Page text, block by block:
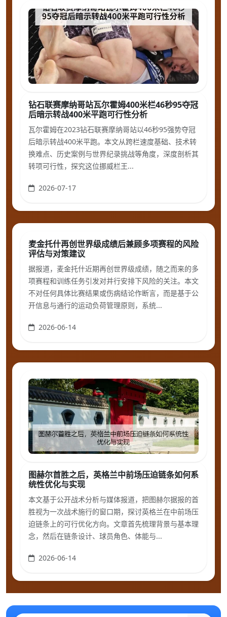
钻石联赛摩纳哥站瓦尔霍姆400米栏46秒95夺冠
后暗示转战400米平跑可行性分析
瓦尔霍姆在2023钻石联赛摩纳哥站以46秒95强势夺冠
后暗示转战400米平跑。本文从跨栏速度基础、技术转
换难点、历史案例与世界纪录挑战等角度，深度剖析其
转项可行性，探究这位挪威栏王...
2026-07-17
麦金托什再创世界级成绩后兼顾多项赛程的风险
评估与对策建议
据报道，麦金托什近期再创世界级成绩，随之而来的多
项赛程和训练任务引发对并行安排下风险的关注。本文
不对任何具体比赛结果或伤病结论作断言，而是基于公
开信息与通行的运动负荷管理原则，系统...
2026-06-14
图赫尔首胜之后，英格兰中前场压迫链条如何系
统性优化与实现
本文基于公开战术分析与媒体报道，把图赫尔据报的首
胜视为一次战术施行的窗口期，探讨英格兰在中前场压
迫链条上的可行优化方向。文章首先梳理背景与基本理
念，然后在链条设计、球员角色、体能与...
2026-06-14